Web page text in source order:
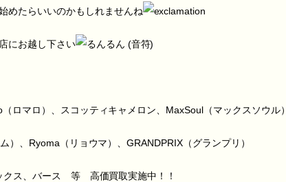
めたらいいのかもしれませんね
にお越し下さい
ロマロ）、スコッティキャメロン、MaxSoul（マックスソウル）
）、Ryoma（リョウマ）、GRANDPRIX（グランプリ）
クス、バース 等 高価買取実施中！！